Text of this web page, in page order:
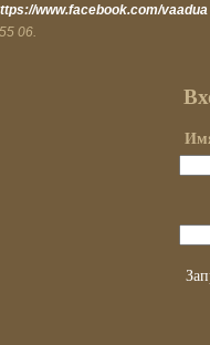
www.facebook.com/vaadua
06.